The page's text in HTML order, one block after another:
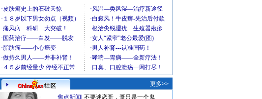
更多>>
焦点新闻 不要迷恋哥，哥只是一个鬼